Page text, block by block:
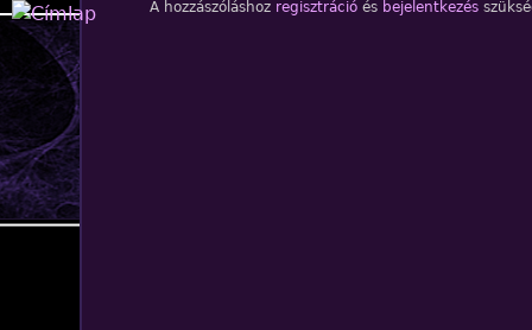
Jump to navigation
A hozzászóláshoz regisztrációés bejelentkezés